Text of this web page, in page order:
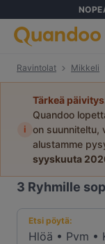
Ravintolat Mikkeli
i
Tärkeä
Quandoo
on suunniteltu,
alustamme
syyskuuta
3 Ryhmille
Etsi pöytä:
Hlöä • Pvm •